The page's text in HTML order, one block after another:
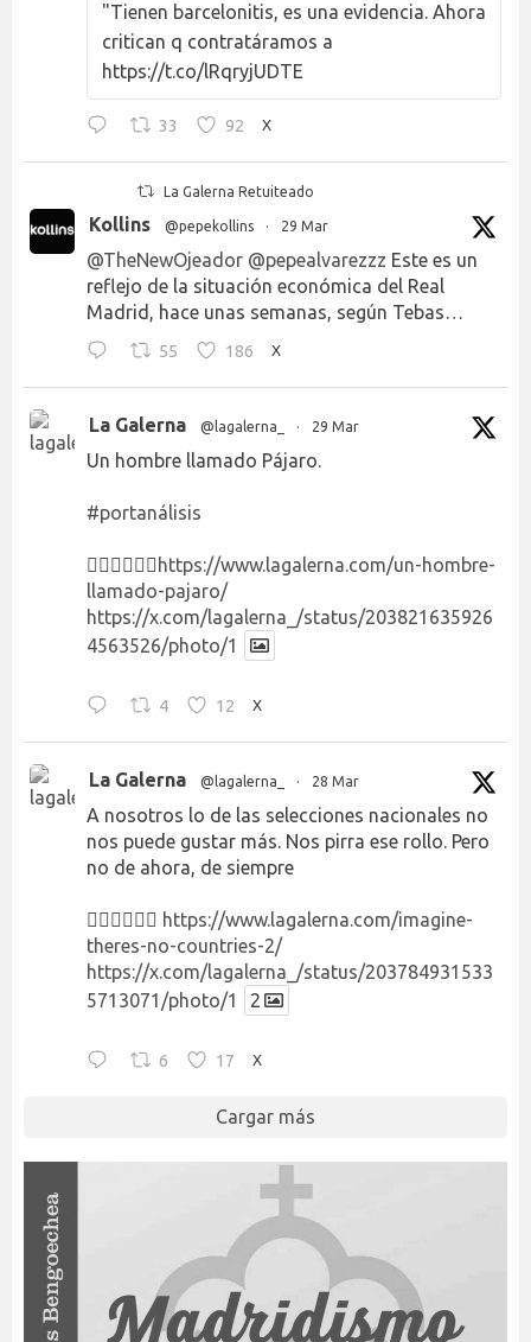
"Tienen barcelonitis, es una evidencia. Ahora
critican q contratáramos a
https://t.co/lRqryjUDTE
33 92 X
La Galerna Retuiteado
Kollins @pepekollins · 29 Mar
@TheNewOjeador @pepealvarezzz Este es un
reflejo de la situación económica del Real
Madrid, hace unas semanas, según Tebas…
55 186 X
La Galerna @lagalerna_ · 29 Mar
Un hombre llamado Pájaro.
#portanálisis
👉🏻👉🏻👉🏻 https://www.lagalerna.com/un-hombre-
llamado-pajaro/
https://x.com/lagalerna_/status/203821635926
4563526/photo/1
4 12 X
La Galerna @lagalerna_ · 28 Mar
A nosotros lo de las selecciones nacionales no
nos puede gustar más. Nos pirra ese rollo. Pero
no de ahora, de siempre
👉🏻👉🏻👉🏻 https://www.lagalerna.com/imagine-
theres-no-countries-2/
https://x.com/lagalerna_/status/203784931533
5713071/photo/1
2
6 17 X
Cargar más